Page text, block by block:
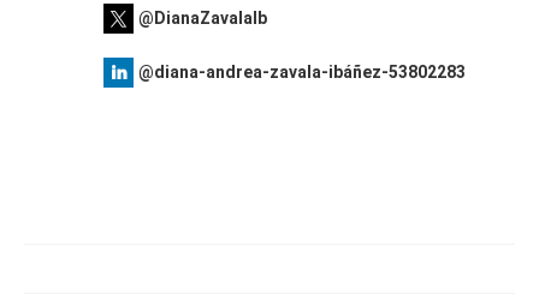
@DianaZavalaIb
@diana-andrea-zavala-ibáñez-53802283